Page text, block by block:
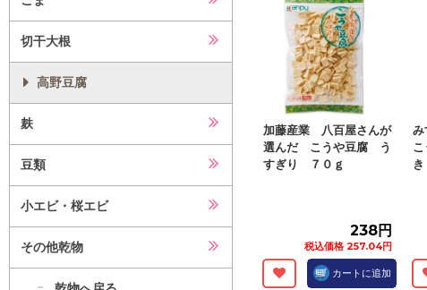
切干大根
高野豆腐
麸
豆類
小エビ・桜エビ
その他乾物
加藤産業 八百屋さんが
選んだ こうや豆腐 う
すぎり ７０ｇ
238円
税込価格 257.04円
カートに追加